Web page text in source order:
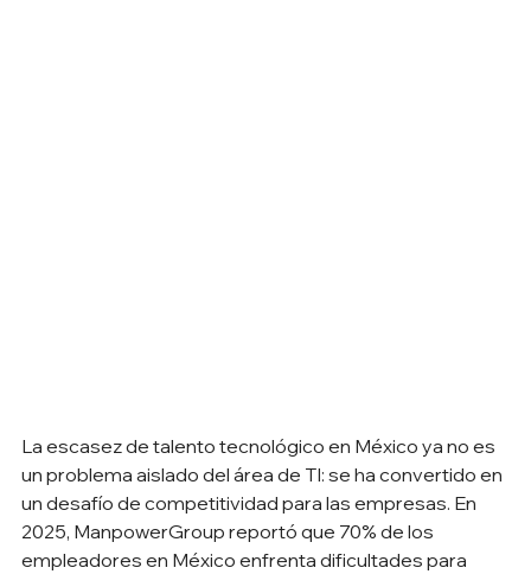
La escasez de talento tecnológico en México ya no es
un problema aislado del área de TI: se ha convertido en
un desafío de competitividad para las empresas. En
2025, ManpowerGroup reportó que 70% de los
empleadores en México enfrenta dificultades para